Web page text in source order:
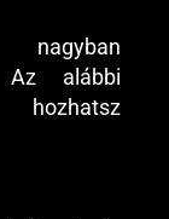
Az alábbi